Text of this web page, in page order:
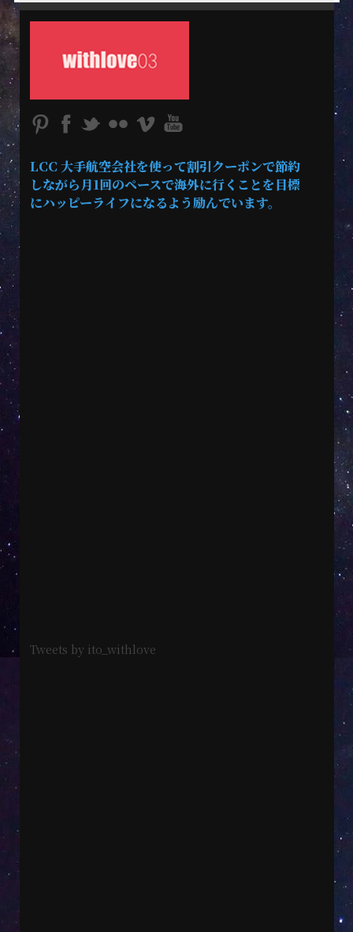
LCC 大手航空会社を使って割引クーポンで節約
しながら月1回のペースで海外に行くことを目標
にハッピーライフになるよう励んでいます。
Tweets by ito_withlove